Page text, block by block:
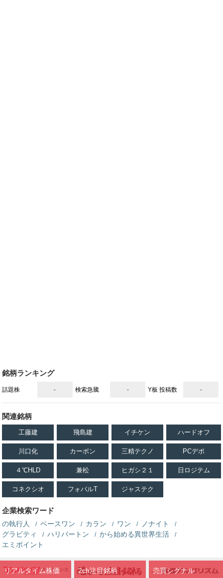
銘柄ランキング
話題株 - 検索急騰 - Y板 投稿数 -
関連銘柄
工藤建 飛島建 イチケン ハードオフ
川口化 カーボン 三精テクノ PCデポ
４℃HLD 兼松 ヒガシ２１ 日ロジテム
コネクシオ フォバルT ジャステク
企業検索ワード
の執行人 ベースワン カラン ワン
ノナイト
グラビティ
ハリバートン
から始める異世界生活
エミポイント
リアルタイム株価 2ch注目銘柄 売買シグナル